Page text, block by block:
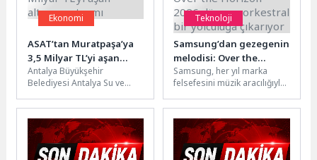
Ekonomi
ASAT’tan Muratpaşa’ya
3,5 Milyar TL’yi aşan
altyapı yatırımı
Antalya Büyükşehir
Belediyesi Antalya Su ve
Müdürlüğü, 2019-2026 yılları
arasında Muratpaşa...
Teknoloji
Samsung’dan gezegenin
melodisi: Over the
Horizon 2026 dünyayı
orkestral bir yolculuğa
çıkarıyor
Samsung, her yıl marka
felsefesini müzik aracılığıyla
Horizon" temasını yeni...